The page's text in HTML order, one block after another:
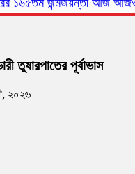
তুষারপাতের পূর্বাভাস
২০২৬